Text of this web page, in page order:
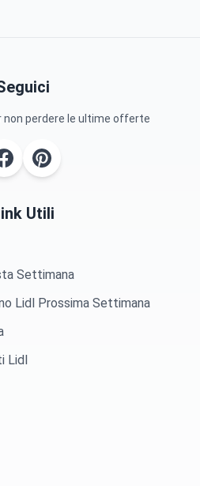
non perdere le ultime offerte
Utili
Settimana
Lidl Prossima Settimana
Lidl